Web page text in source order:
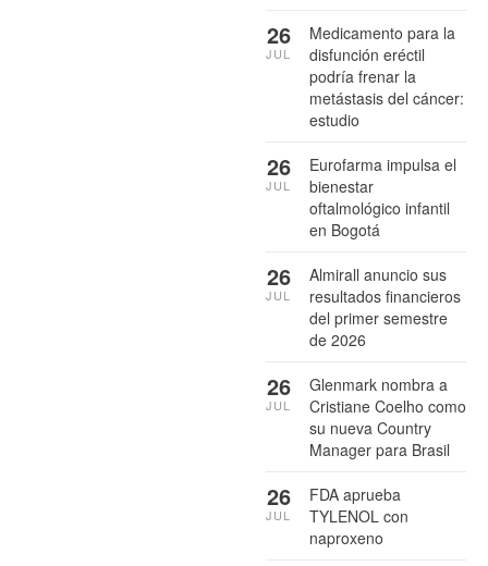
Medicamento para la
disfunción eréctil
podría frenar la
metástasis del cáncer:
estudio
26
JUL
Eurofarma impulsa el
bienestar
oftalmológico infantil
en Bogotá
26
JUL
Almirall anuncio sus
resultados financieros
del primer semestre
de 2026
26
JUL
Glenmark nombra a
Cristiane Coelho como
su nueva Country
Manager para Brasil
26
JUL
FDA aprueba
TYLENOL con
naproxeno
26
JUL